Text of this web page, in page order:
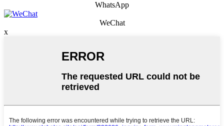
WhatsApp
WeChat
x